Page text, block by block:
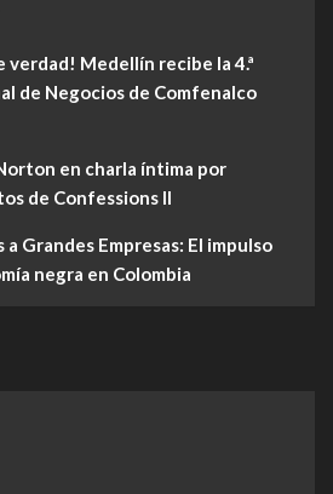
verdad! Medellín recibe la 4.ª
de Negocios de Comfenalco
en charla íntima por
de Confessions II
Grandes Empresas: El impulso
negra en Colombia